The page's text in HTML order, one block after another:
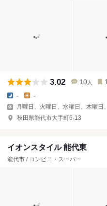
3.02 10 人
- -
月曜日、火曜日、水曜日、木曜日
秋田県能代市大手町6-13
イオンスタイル 能代東
能代市 / コンビニ・スーパー